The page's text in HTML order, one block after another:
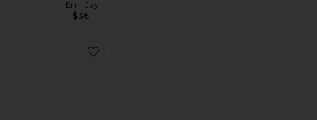
Emi Jay
$36
Favorite Sweetheart Clip